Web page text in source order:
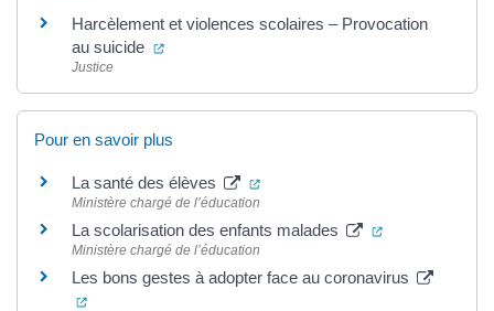
Harcèlement et violences scolaires – Provocation
au suicide
(ouverture dans un nouvel onglet)
Justice
Pour en savoir plus
La santé des élèves (ouverture dans un nouvel
Ministère chargé de l’éducation
La scolarisation des enfants malades (ouverture
Ministère chargé de l’éducation
Les bons gestes à adopter face au coronavirus
(ouverture dans un nouvel onglet)